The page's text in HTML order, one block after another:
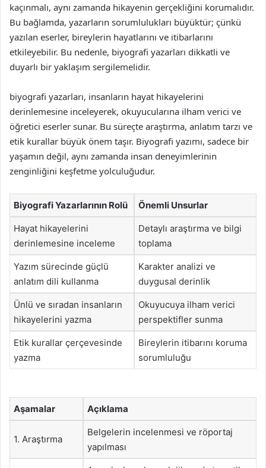
kaçınmalı, aynı zamanda hikayenin gerçekliğini korumalıdır.
Bu bağlamda, yazarların sorumlulukları büyüktür; çünkü
yazılan eserler, bireylerin hayatlarını ve itibarlarını
etkileyebilir. Bu nedenle, biyografi yazarları dikkatli ve
duyarlı bir yaklaşım sergilemelidir.
biyografi yazarları, insanların hayat hikayelerini
derinlemesine inceleyerek, okuyucularına ilham verici ve
öğretici eserler sunar. Bu süreçte araştırma, anlatım tarzı ve
etik kurallar büyük önem taşır. Biyografi yazımı, sadece bir
yaşamın değil, aynı zamanda insan deneyimlerinin
zenginliğini keşfetme yolculuğudur.
Biyografi Yazarlarının Rolü Önemli Unsurlar
Hayat hikayelerini
derinlemesine inceleme
Detaylı araştırma ve bilgi
toplama
Yazım sürecinde güçlü
anlatım dili kullanma
Karakter analizi ve
duygusal derinlik
Ünlü ve sıradan insanların
hikayelerini yazma
Okuyucuya ilham verici
perspektifler sunma
Etik kurallar çerçevesinde
yazma
Bireylerin itibarını koruma
sorumluluğu
Aşamalar Açıklama
1. Araştırma
Belgelerin incelenmesi ve röportaj
yapılması